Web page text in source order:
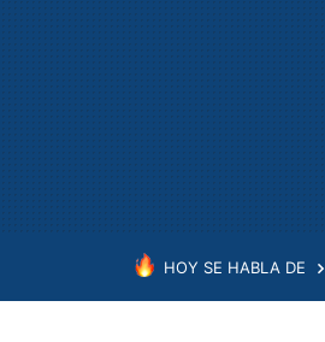
HOY SE HABLA DE